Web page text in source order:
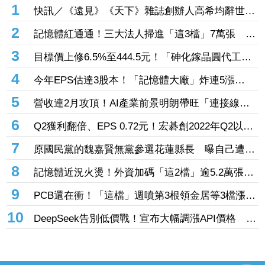
1
快訊／《遠見》《天下》雜誌創辦人高希均辭世
享耆壽90歲
2
記憶體紅通通！三大法人掃進「這3檔」7萬張 砸
229億元連4日補貨南亞科
3
目標價上修6.5%至444.5元！「砷化鎵晶圓代工
廠」7月營收創4年半新高 1.6T光通訊開始貢獻營
收
4
今年EPS估達3股本！「記憶體大廠」炸連5漲
44% 外資卻砍近1.8萬張抱回31.5億元
5
營收連2月攻頂！AI產業前景明朗帶旺「連接線束
大廠」成長 外資目標價喊上3665元
6
Q2獲利翻倍、EPS 0.72元！宏碁創2022年Q2以來
新高 9月IFA將發表AI PC新品
7
原國民黨的魏嘉賢無黨參選花蓮縣長 曝自己遭打
壓當花蓮市長水塔還被投毒「次氯酸鈉」
8
記憶體近況火燙！外資加碼「這2檔」逾5.2萬張
旺宏獲投入近17億元、近5日大漲40%
9
PCB還在衝！「這檔」週噴第3根領金居等3檔漲
停 台燿連5漲51.5%、景碩累漲48%
10
DeepSeek告別低價戰！宣布大幅調漲API價格 AI
商業化邁入新階段